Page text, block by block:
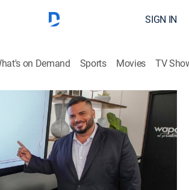
SIGN IN
on Demand Sports Movies TV
son los datos
análisis que presenta debates de temas
entrevistas a personalidades clave.